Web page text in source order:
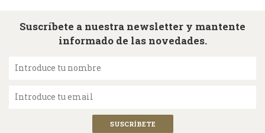
Suscríbete a nuestra newsletter y mantente
informado de las novedades.
Introduce tu nombre
Introduce tu email